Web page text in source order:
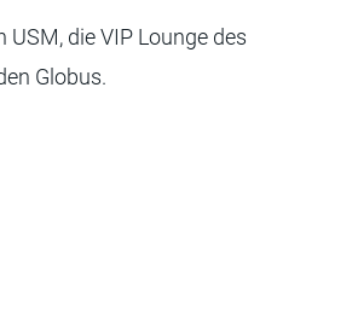
die VIP Lounge des
Globus.